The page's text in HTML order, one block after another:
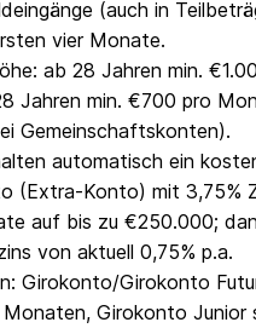
(auch in
vier Monate.
ab 28 Jahren min.
Jahren min. €700 pro
Gemeinschaftskonten).
automatisch ein
(Extra-Konto) mit 3,75%
auf bis zu €250.000;
von aktuell 0,75% p.a.
Girokonto/Girokonto
Girokonto Junior